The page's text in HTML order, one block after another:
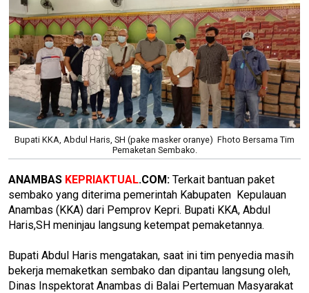
Bupati KKA, Abdul Haris, SH (pake masker oranye) Fhoto Bersama Tim
Pemaketan Sembako.
ANAMBAS KEPRIAKTUAL.COM: Terkait bantuan paket
sembako yang diterima pemerintah Kabupaten Kepulauan
Anambas (KKA) dari Pemprov Kepri. Bupati KKA, Abdul
Haris,SH meninjau langsung ketempat pemaketannya.
Bupati Abdul Haris mengatakan, saat ini tim penyedia masih
bekerja memaketkan sembako dan dipantau langsung oleh,
Dinas Inspektorat Anambas di Balai Pertemuan Masyarakat